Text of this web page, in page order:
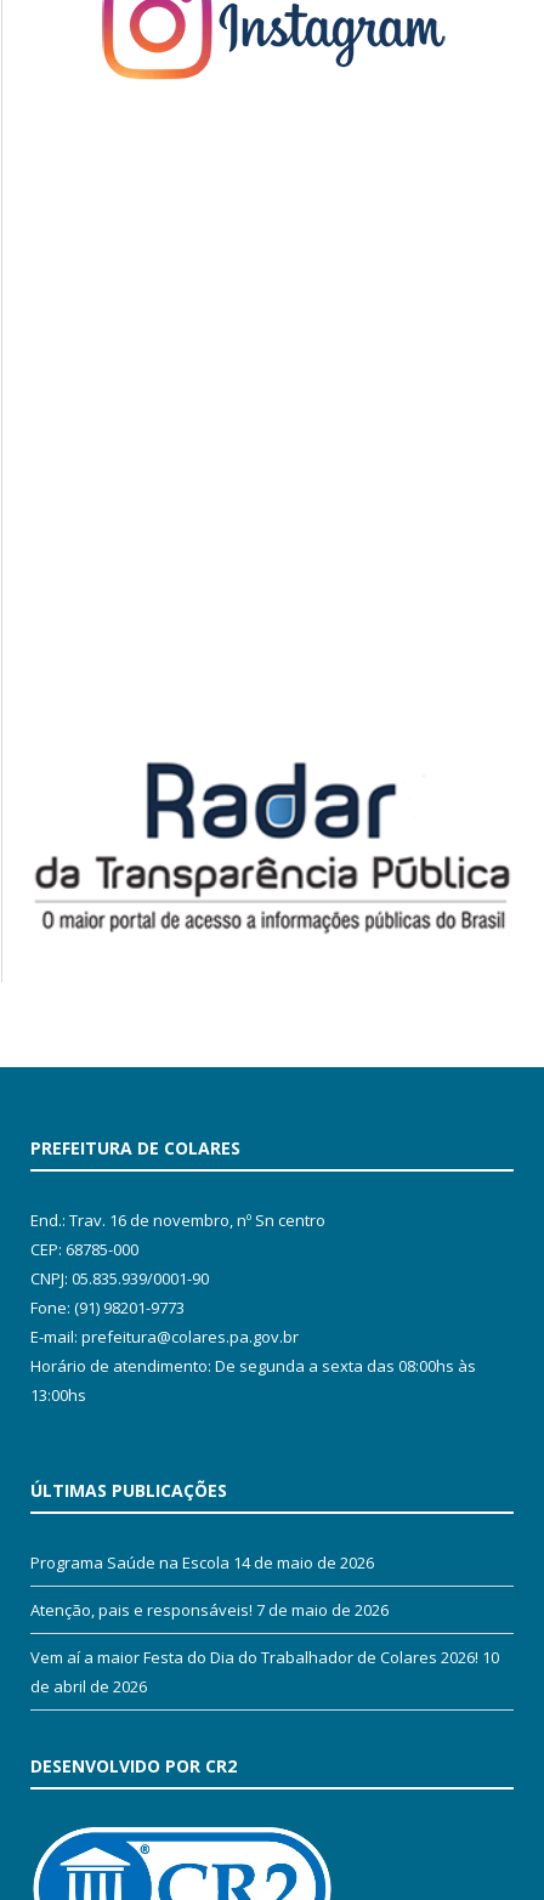
PREFEITURA DE COLARES
End.: Trav. 16 de novembro, nº Sn centro
CEP: 68785-000
CNPJ: 05.835.939/0001-90
Fone: (91) 98201-9773
E-mail: prefeitura@colares.pa.gov.br
Horário de atendimento: De segunda a sexta das 08:00hs às
13:00hs
ÚLTIMAS PUBLICAÇÕES
Programa Saúde na Escola 14 de maio de 2026
Atenção, pais e responsáveis! 7 de maio de 2026
Vem aí a maior Festa do Dia do Trabalhador de Colares 2026! 10
de abril de 2026
DESENVOLVIDO POR CR2